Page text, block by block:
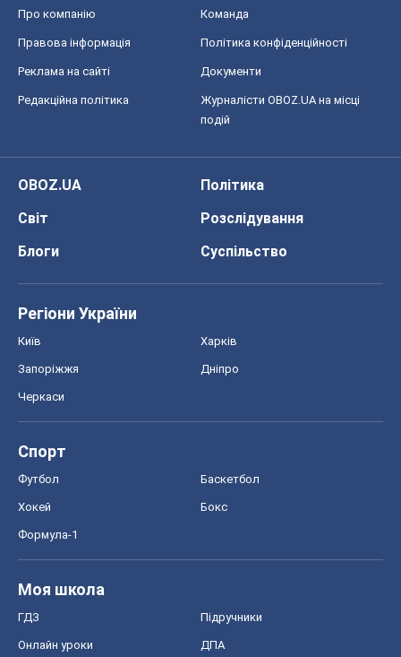
Про компанію Команда
Правова інформація Політика конфіденційності
Реклама на сайті Документи
Редакційна політика
Журналісти OBOZ.UA на місці
подій
OBOZ.UA
Політика
Світ
Розслідування
Блоги
Суспільство
Регіони України
Київ Харків
Запоріжжя Дніпро
Черкаси
Спорт
Футбол Баскетбол
Хокей Бокс
Формула-1
Моя школа
ГДЗ Підручники
Онлайн уроки ДПА